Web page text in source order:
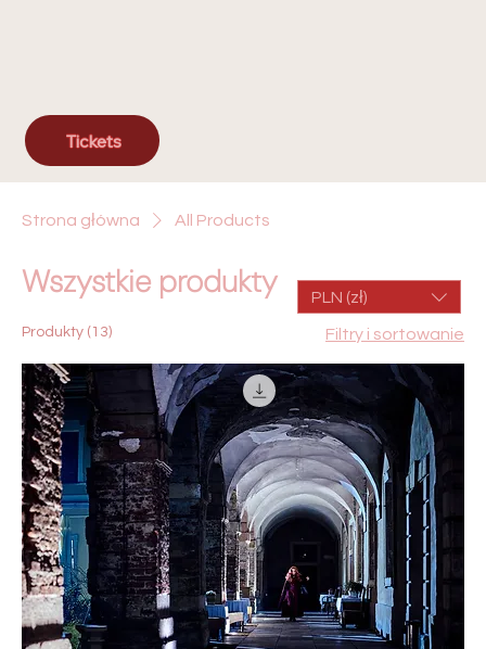
Tickets
Strona główna All Products
Wszystkie produkty
Produkty (13) Filtry i sortowanie
PLN (zł)